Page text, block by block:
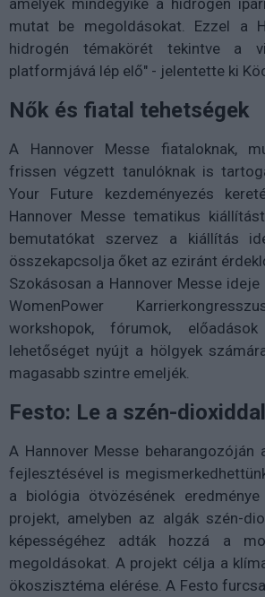
amelyek mindegyike a hidrogén
mutat be megoldásokat. Ezzel a
hidrogén témakörét tekintve a
platformjává lép elő" - jelentette ki
Nők és fiatal tehetségek
A Hannover Messe fiataloknak,
frissen végzett tanulóknak is
Your Future kezdeményezés
Hannover Messe tematikus
bemutatókat szervez a kiállítás
összekapcsolja őket az eziránt
Szokásosan a Hannover Messe
WomenPower
workshopok, fórumok,
lehetőséget nyújt a hölgyek
magasabb szintre emeljék.
Festo: Le a szén-
A Hannover Messe beharangozóján
fejlesztésével is
a biológia ötvözésének
projekt, amelyben az algák szén-
képességéhez adták hozzá a
megoldásokat. A projekt célja a
ökoszisztéma elérése. A Festo